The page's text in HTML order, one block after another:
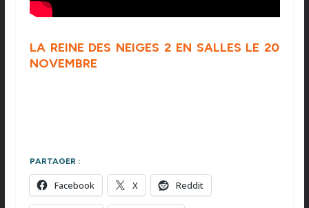
LA REINE DES NEIGES 2 EN SALLES LE 20
NOVEMBRE
PARTAGER :
Facebook X Reddit